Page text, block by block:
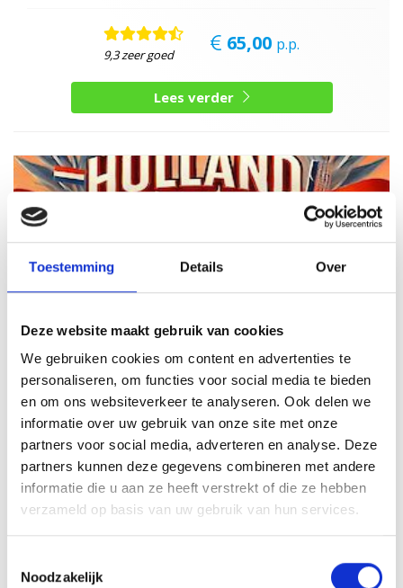
Toestemming Details Over
Deze website maakt gebruik van cookies
We gebruiken cookies om content en advertenties te
personaliseren, om functies voor social media te bieden
en om ons websiteverkeer te analyseren. Ook delen we
informatie over uw gebruik van onze site met onze
partners voor social media, adverteren en analyse. Deze
partners kunnen deze gegevens combineren met andere
informatie die u aan ze heeft verstrekt of die ze hebben
verzameld op basis van uw gebruik van hun services.
Noodzakelijk
9,3 zeer goed 65,00 p.p.
Lees verder
Holland Quiz Diner
Een avondje genieten van een smakelijk
driegangendiner en een gezellige Ik Hou Van Holland
Quiz.
Vanaf 15 pers Duur3,25 uur